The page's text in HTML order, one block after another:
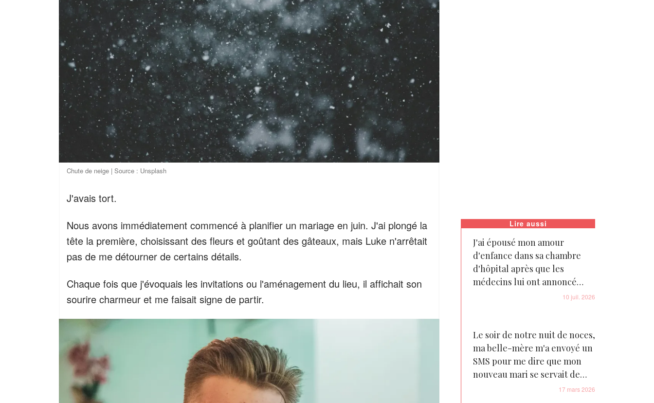
Chute de neige | Source : Unsplash
J'avais tort.
Nous avons immédiatement commencé à planifier un mariage en juin. J'ai plongé la
tête la première, choisissant des fleurs et goûtant des gâteaux, mais Luke n'arrêtait
pas de me détourner de certains détails.
Chaque fois que j'évoquais les invitations ou l'aménagement du lieu, il affichait son
sourire charmeur et me faisait signe de partir.
Lire aussi
J'ai épousé mon amour
d'enfance dans sa chambre
d'hôpital après que les
médecins lui ont annoncé
infirmière m'a chuchoté : « Il
vous ment… Regardez sous
son matelas »
10 juil. 2026
Le soir de notre nuit de noces,
ma belle-mère m'a envoyé un
SMS pour me dire que mon
nouveau mari se servait de
moi – Ce que j'ai trouvé dans
17 mars 2026